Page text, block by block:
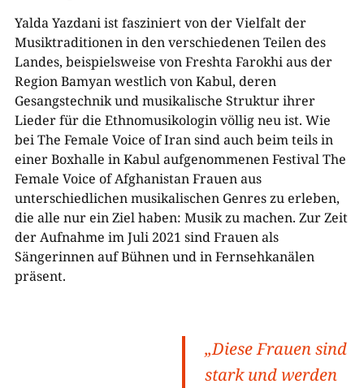
Yalda Yazdani ist fasziniert von der Vielfalt der
Musiktraditionen in den verschiedenen Teilen des
Landes, beispielsweise von Freshta Farokhi aus der
Region Bamyan westlich von Kabul, deren
Gesangstechnik und musikalische Struktur ihrer
Lieder für die Ethnomusikologin völlig neu ist. Wie
bei The Female Voice of Iran sind auch beim teils in
einer Boxhalle in Kabul aufgenommenen Festival The
Female Voice of Afghanistan Frauen aus
unterschiedlichen musikalischen Genres zu erleben,
die alle nur ein Ziel haben: Musik zu machen. Zur Zeit
der Aufnahme im Juli 2021 sind Frauen als
Sängerinnen auf Bühnen und in Fernsehkanälen
präsent.
„Diese Frauen sind
stark und werden